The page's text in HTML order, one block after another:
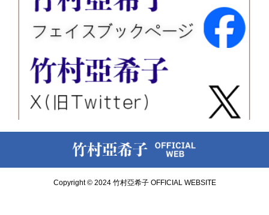
Copyright © 2024 竹村亞希子 OFFICIAL WEBSITE